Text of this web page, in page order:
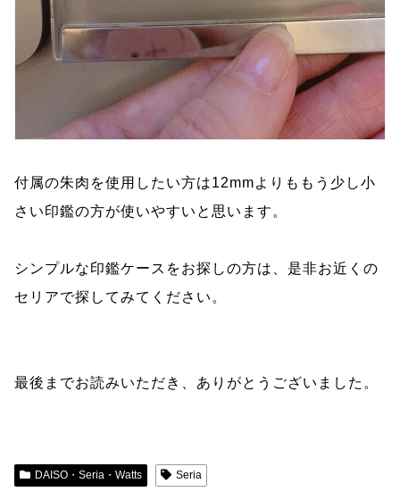
付属の朱肉を使用したい方は12mmよりももう少し小
さい印鑑の方が使いやすいと思います。
シンプルな印鑑ケースをお探しの方は、是非お近くの
セリアで探してみてください。
最後までお読みいただき、ありがとうございました。
DAISO・Seria・Watts Seria